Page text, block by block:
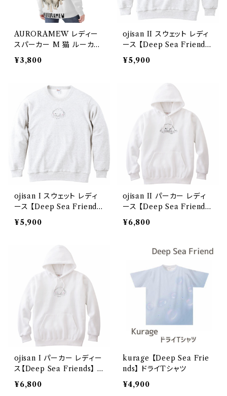
AURORAMEW レディー
スパーカー M 猫 ルーカス
アスティ ゆめた 虎丸
¥3,800
ojisan II スウェット レディ
ース 【Deep Sea Friend
s】 Printstar 8.4oz クルー
ネックライトトレーナー
¥5,900
ojisan I スウェット レディ
ース 【Deep Sea Friend
s】 Printstar 8.4oz クルー
ネックライトトレーナー
¥5,900
ojisan II パーカー レディ
ース 【Deep Sea Friend
s】 Printstar 8.4oz フーデ
ッドライトパーカー
¥6,800
ojisan I パーカー レディー
ス【Deep Sea Friends】 P
rintstar 8.4oz フーデッド
ライトパーカー
¥6,800
kurage 【Deep Sea Frie
nds】 ドライTシャツ
¥4,900